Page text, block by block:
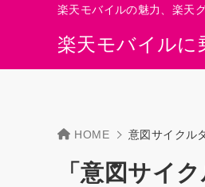
楽天モバイルに
楽天モバイルの魅力、楽天
HOME 意図サイクル
「意図サイ